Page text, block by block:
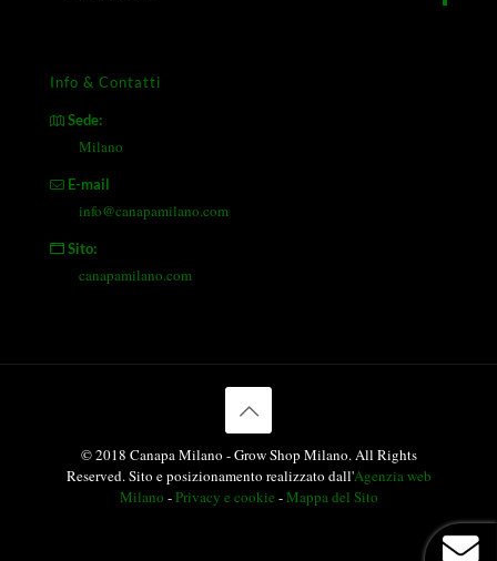
Info & Contatti
Sede:
Milano
E-mail
info@canapamilano.com
Sito:
canapamilano.com
© 2018 Canapa Milano - Grow Shop Milano. All Rights
Reserved. Sito e posizionamento realizzato dall'Agenzia web
Milano -Privacy e cookie -Mappa del Sito